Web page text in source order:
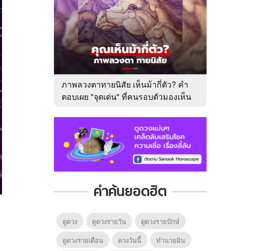
ภาพลวงตาทายนิสัย เห็นม้ากี่ตัว? คำ
ตอบเผย "จุดเด่น" ที่คนรอบตัวมองเห็น
คำค้นยอดฮิต
ดูดวง ดูดวงรายวัน
ดูดวงรายปักษ์
ดูดวงรายเดือน
ดวงวันนี้
ทํานายฝัน